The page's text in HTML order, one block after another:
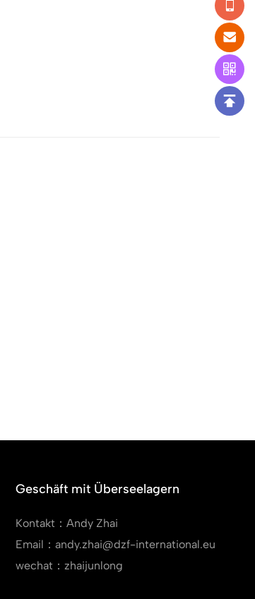
Geschäft mit Überseelagern
Kontakt：Andy Zhai
Email：andy.zhai@dzf-international.eu
wechat：zhaijunlong